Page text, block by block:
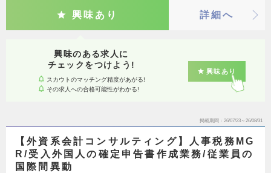
興味あり 詳細へ
興味のある求人に
チェックをつけよう!
スカウトのマッチング精度があがる!
その求人への合格可能性がわかる!
興味あり
掲載期間 26/07/23～26/08/31
【外資系会計コンサルティング】人事税務MG
R/受入外国人の確定申告書作成業務/従業員の
国際間異動